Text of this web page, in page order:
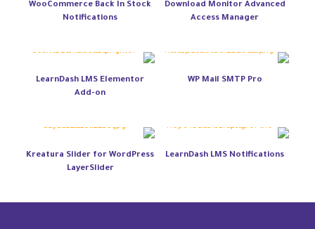
Download Monitor Advanced
Access Manager
WooCommerce Back In Stock
Notifications
WP Mail SMTP Pro
LearnDash LMS Elementor
Add-on
LearnDash LMS Notifications
Kreatura Slider for WordPress
LayerSlider